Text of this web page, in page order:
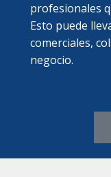
profesionales
Esto puede
comerciales,
negocio.